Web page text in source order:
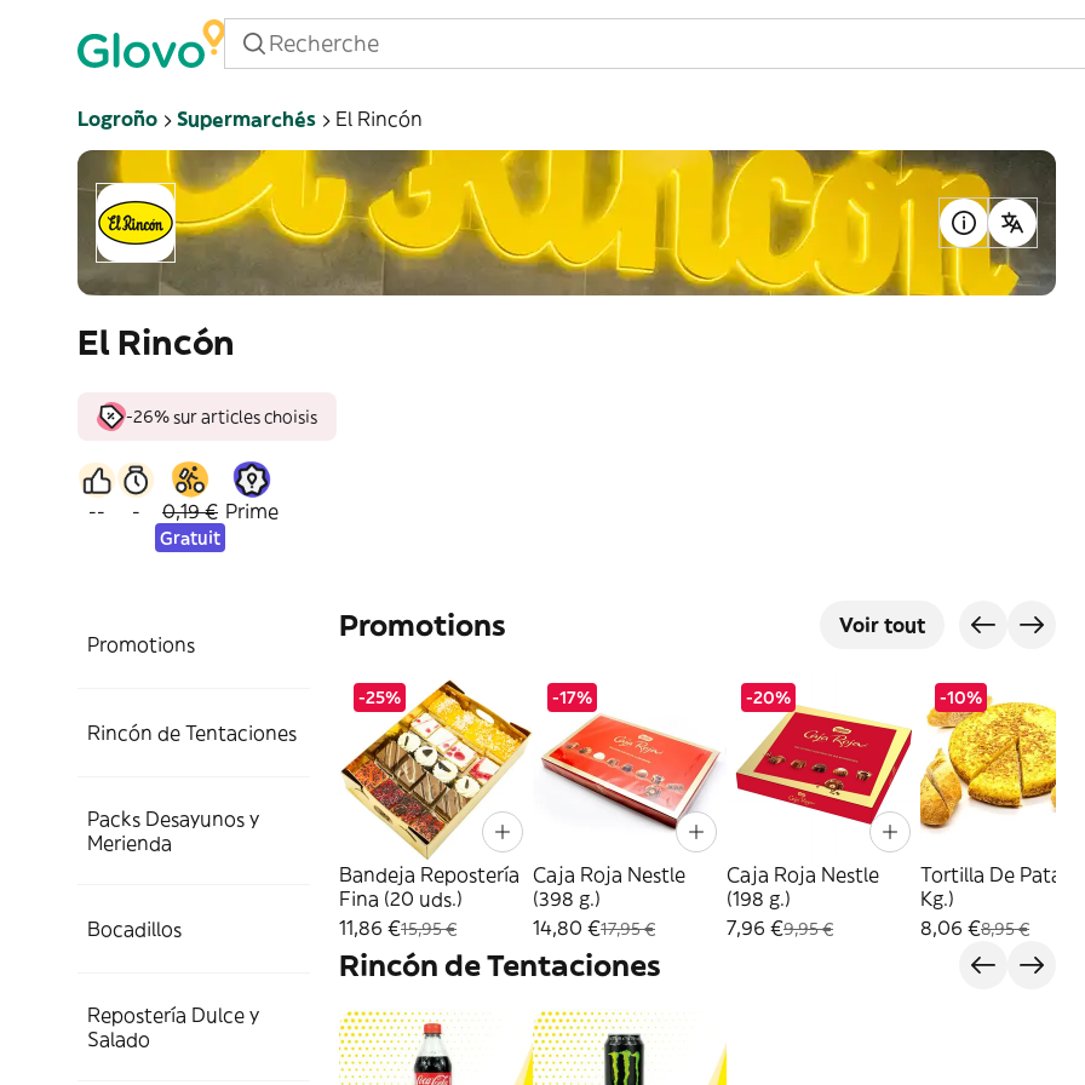
Logroño Supermarchés El Rincón
El Rincón
-26% sur articles choisis
-- - 0,19 €
Gratuit
Prime
Promotions
Rincón de Tentaciones
Packs Desayunos y
Merienda
Bocadillos
Repostería Dulce y
Salado
Promotions Voir tout
-25%
Bandeja Repostería
Fina (20 uds.)
11,86 €15,95 €
-17%
Caja Roja Nestle
(398 g.)
14,80 €17,95 €
-20%
Caja Roja Nestle
(198 g.)
7,96 €9,95 €
-10%
Tortilla De Patata
Kg.)
8,06 €8,95 €
Rincón de Tentaciones